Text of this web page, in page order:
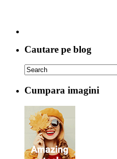
Cautare pe blog
Cumpara imagini